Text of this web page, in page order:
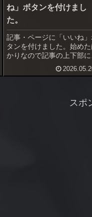
ね」ボタンを付けまし
た。
記事・ページに「いいね」
タンを付けました。始め
かりなので記事の上下部に
示させています。しばらく
たら下部だけにするつもり
すにはもう一度クリックで
スポ